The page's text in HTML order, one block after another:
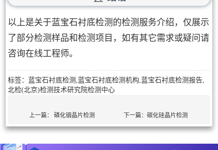
以上是关于蓝宝石衬底检测的检测服务介绍，仅展示
了部分检测样品和检测项目，如有其它需求或疑问请
咨询在线工程师。
标签：蓝宝石衬底检测,蓝宝石衬底检测机构,蓝宝石衬底检测报告,
北检(北京)检测技术研究院检测中心
上一篇：磷化铟晶片检测 下一篇：碳化硅晶片检测